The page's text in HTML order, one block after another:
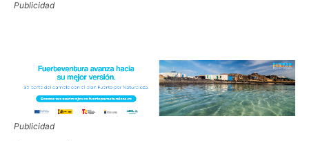
Publicidad
Publicidad